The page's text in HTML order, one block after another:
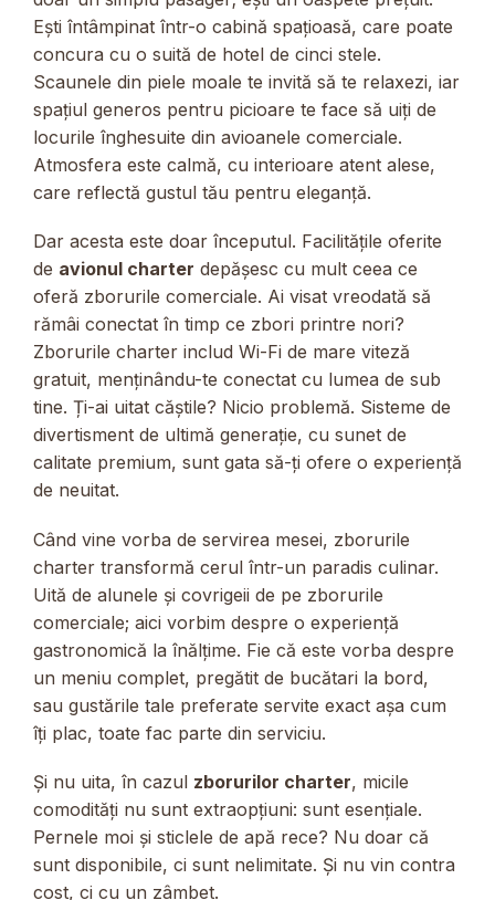
Ești întâmpinat într-o cabină spațioasă, care poate
concura cu o suită de hotel de cinci stele.
Scaunele din piele moale te invită să te relaxezi, iar
spațiul generos pentru picioare te face să uiți de
locurile înghesuite din avioanele comerciale.
Atmosfera este calmă, cu interioare atent alese,
care reflectă gustul tău pentru eleganță.
Dar acesta este doar începutul. Facilitățile oferite
de avionul charter depășesc cu mult ceea ce
oferă zborurile comerciale. Ai visat vreodată să
rămâi conectat în timp ce zbori printre nori?
Zborurile charter includ Wi-Fi de mare viteză
gratuit, menținându-te conectat cu lumea de sub
tine. Ți-ai uitat căștile? Nicio problemă. Sisteme de
divertisment de ultimă generație, cu sunet de
calitate premium, sunt gata să-ți ofere o experiență
de neuitat.
Când vine vorba de servirea mesei, zborurile
charter transformă cerul într-un paradis culinar.
Uită de alunele și covrigeii de pe zborurile
comerciale; aici vorbim despre o experiență
gastronomică la înălțime. Fie că este vorba despre
un meniu complet, pregătit de bucătari la bord,
sau gustările tale preferate servite exact așa cum
îți plac, toate fac parte din serviciu.
Și nu uita, în cazul zborurilor charter, micile
comodități nu sunt extraopțiuni: sunt esențiale.
Pernele moi și sticlele de apă rece? Nu doar că
sunt disponibile, ci sunt nelimitate. Și nu vin contra
cost, ci cu un zâmbet.